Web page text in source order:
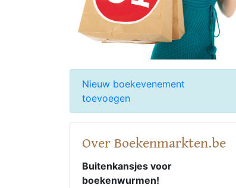
Nieuw boekevenement
toevoegen
Over Boekenmarkten.be
Buitenkansjes voor
boekenwurmen!